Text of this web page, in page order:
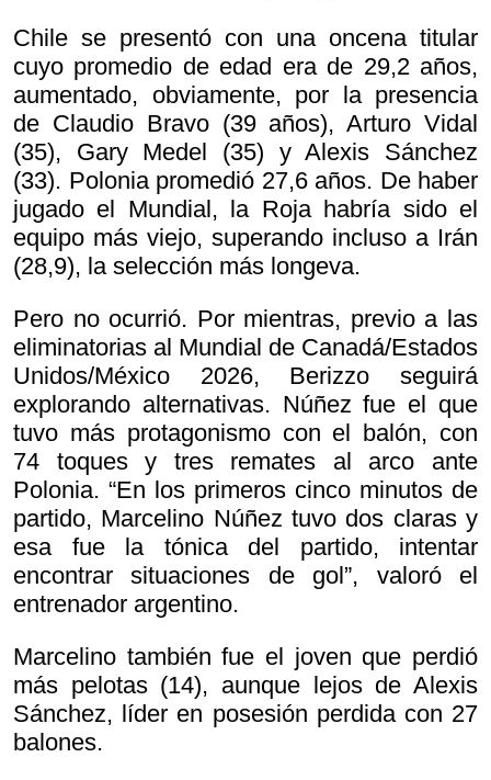
Chile se presentó con una oncena titular
cuyo promedio de edad era de 29,2 años,
aumentado, obviamente, por la presencia
de Claudio Bravo (39 años), Arturo Vidal
(35), Gary Medel (35) y Alexis Sánchez
(33). Polonia promedió 27,6 años. De haber
jugado el Mundial, la Roja habría sido el
equipo más viejo, superando incluso a Irán
(28,9), la selección más longeva.
Pero no ocurrió. Por mientras, previo a las
eliminatorias al Mundial de Canadá/Estados
Unidos/México 2026, Berizzo seguirá
explorando alternativas. Núñez fue el que
tuvo más protagonismo con el balón, con
74 toques y tres remates al arco ante
Polonia. “En los primeros cinco minutos de
partido, Marcelino Núñez tuvo dos claras y
esa fue la tónica del partido, intentar
encontrar situaciones de gol”, valoró el
entrenador argentino.
Marcelino también fue el joven que perdió
más pelotas (14), aunque lejos de Alexis
Sánchez, líder en posesión perdida con 27
balones.